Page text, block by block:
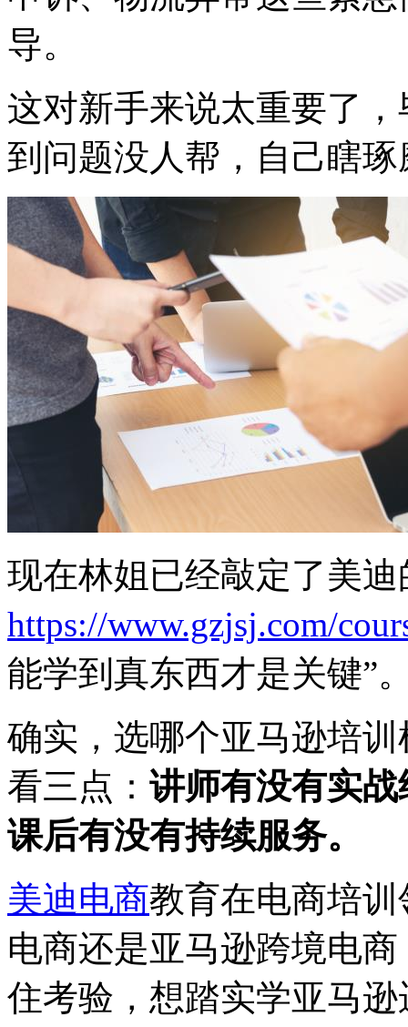
导。
这对新手来说太重要了
到问题没人帮，自己瞎
现在林姐已经敲定了美
https://www.gzjsj.com/
能学到真东西才是关键”
确实，选哪个亚马逊培
看三点： 讲师有没有实
课后有没有持续服务。
美迪电商教育在电商培
电商还是亚马逊跨境电
住考验，想踏实学亚马